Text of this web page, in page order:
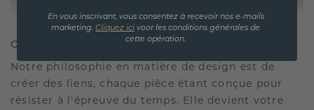
CRÉÉ POUR LA CONNEXION
Notre philosophie en matière de design est de
créer des liens, chaque pièce étant conçue pour
résister à l'épreuve du temps. Elle devient votre
En vous inscrivant, vous consentez à recevoir nos e-mails
marketing. Cliquez ici voor les conditions générales de
cette opération.